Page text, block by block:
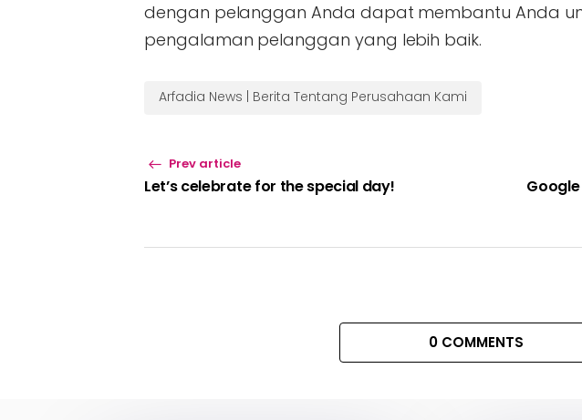
dengan pelanggan Anda dapat membantu Anda
pengalaman pelanggan yang lebih baik.
Arfadia News | Berita Tentang Perusahaan Kami
Prev article
Let’s celebrate for the special day!
0 COMMENTS